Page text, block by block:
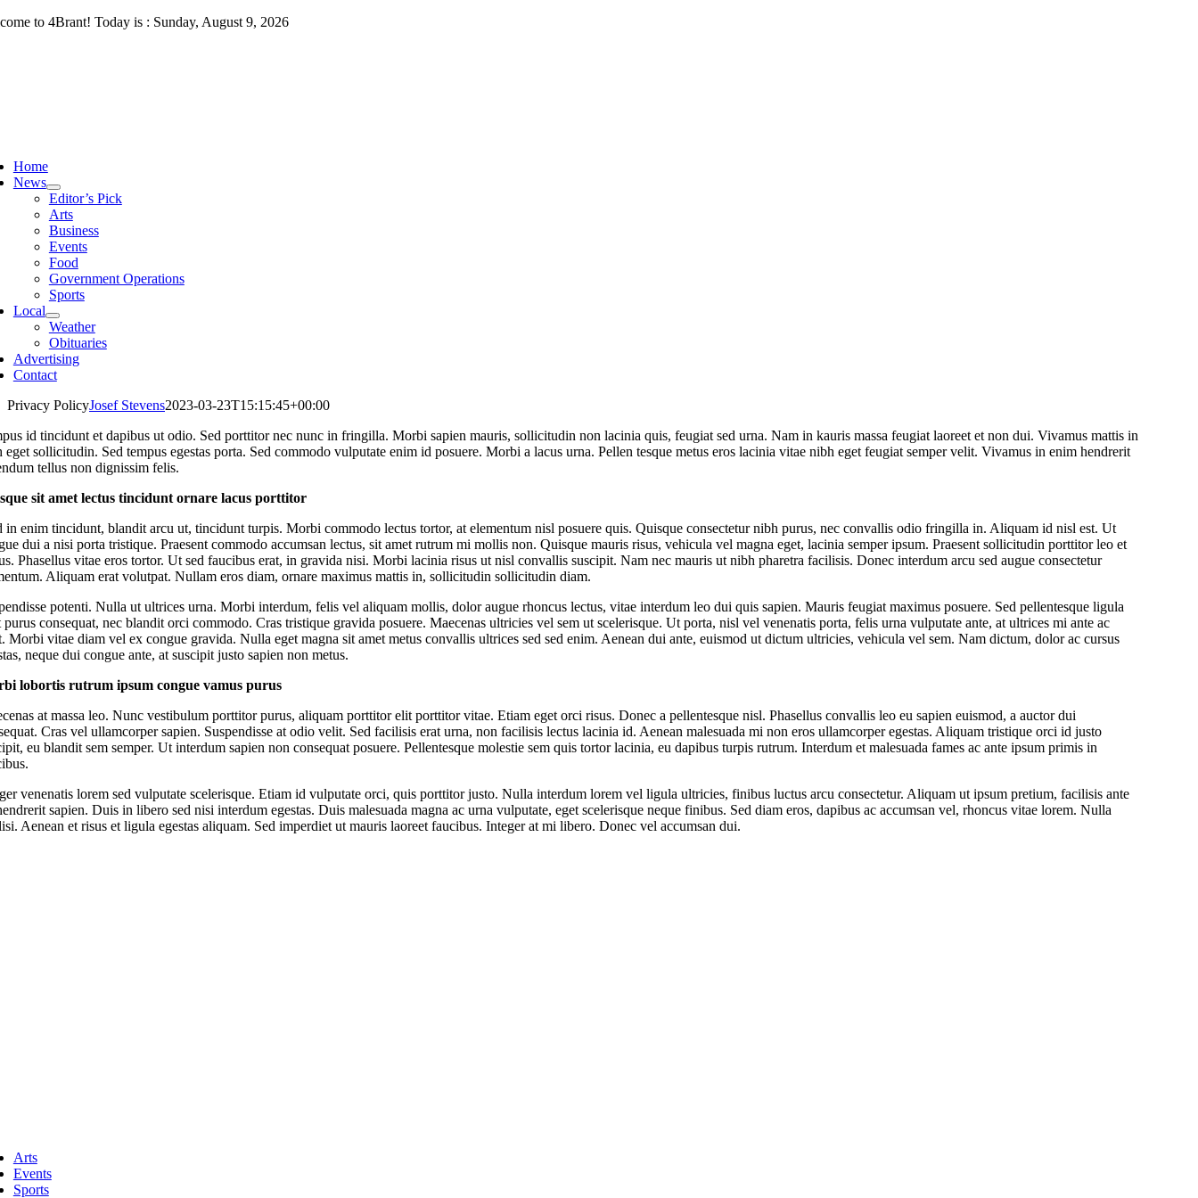
Skip to 4Brant! Today is : Sunday, August 9, 2026
Home
News
Editor’s Pick
Arts
Business
Events
Food
Government Operations
Sports
Local
Weather
Obituaries
Advertising
Contact
Privacy PolicyJosef Stevens2023-03-23T15:15:45+00:00
id tincidunt et dapibus ut odio. Sed porttitor nec nunc in fringilla. Morbi sapien mauris, sollicitudin non lacinia quis, feugiat sed urna. Nam in kauris massa feugiat laoreet et non dui. Vivamus mattis in
eget sollicitudin. Sed tempus egestas porta. Sed commodo vulputate enim id posuere. Morbi a lacus urna. Pellen tesque metus eros lacinia vitae nibh eget feugiat semper velit. Vivamus in enim hendrerit
tellus non dignissim felis.
sit amet lectus tincidunt ornare lacus porttitor
in enim tincidunt, blandit arcu ut, tincidunt turpis. Morbi commodo lectus tortor, at elementum nisl posuere quis. Quisque consectetur nibh purus, nec convallis odio fringilla in. Aliquam id nisl est. Ut
dui a nisi porta tristique. Praesent commodo accumsan lectus, sit amet rutrum mi mollis non. Quisque mauris risus, vehicula vel magna eget, lacinia semper ipsum. Praesent sollicitudin porttitor leo et
Phasellus vitae eros tortor. Ut sed faucibus erat, in gravida nisi. Morbi lacinia risus ut nisl convallis suscipit. Nam nec mauris ut nibh pharetra facilisis. Donec interdum arcu sed augue consectetur
Aliquam erat volutpat. Nullam eros diam, ornare maximus mattis in, sollicitudin sollicitudin diam.
potenti. Nulla ut ultrices urna. Morbi interdum, felis vel aliquam mollis, dolor augue rhoncus lectus, vitae interdum leo dui quis sapien. Mauris feugiat maximus posuere. Sed pellentesque ligula
purus consequat, nec blandit orci commodo. Cras tristique gravida posuere. Maecenas ultricies vel sem ut scelerisque. Ut porta, nisl vel venenatis porta, felis urna vulputate ante, at ultrices mi ante ac
Morbi vitae diam vel ex congue gravida. Nulla eget magna sit amet metus convallis ultrices sed sed enim. Aenean dui ante, euismod ut dictum ultricies, vehicula vel sem. Nam dictum, dolor ac cursus
neque dui congue ante, at suscipit justo sapien non metus.
lobortis rutrum ipsum congue vamus purus
at massa leo. Nunc vestibulum porttitor purus, aliquam porttitor elit porttitor vitae. Etiam eget orci risus. Donec a pellentesque nisl. Phasellus convallis leo eu sapien euismod, a auctor dui
Cras vel ullamcorper sapien. Suspendisse at odio velit. Sed facilisis erat urna, non facilisis lectus lacinia id. Aenean malesuada mi non eros ullamcorper egestas. Aliquam tristique orci id justo
eu blandit sem semper. Ut interdum sapien non consequat posuere. Pellentesque molestie sem quis tortor lacinia, eu dapibus turpis rutrum. Interdum et malesuada fames ac ante ipsum primis in
venenatis lorem sed vulputate scelerisque. Etiam id vulputate orci, quis porttitor justo. Nulla interdum lorem vel ligula ultricies, finibus luctus arcu consectetur. Aliquam ut ipsum pretium, facilisis ante
sapien. Duis in libero sed nisi interdum egestas. Duis malesuada magna ac urna vulputate, eget scelerisque neque finibus. Sed diam eros, dapibus ac accumsan vel, rhoncus vitae lorem. Nulla
Aenean et risus et ligula egestas aliquam. Sed imperdiet ut mauris laoreet faucibus. Integer at mi libero. Donec vel accumsan dui.
Arts
Events
Sports